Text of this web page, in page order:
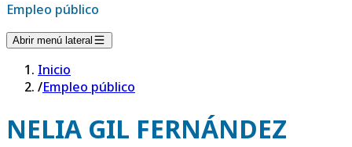
Empleo público
Abrir menú lateral
Inicio
/Empleo público
NELIA GIL FERNÁNDEZ